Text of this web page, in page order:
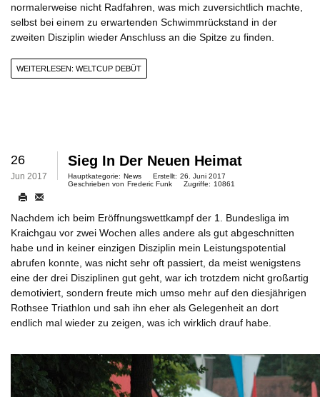
normalerweise nicht Radfahren, was mich zuversichtlich machte,
selbst bei einem zu erwartenden Schwimmrückstand in der
zweiten Disziplin wieder Anschluss an die Spitze zu finden.
WEITERLESEN: WELTCUP DEBÜT
26
Jun 2017
Sieg In Der Neuen Heimat
Hauptkategorie: News Erstellt: 26. Juni 2017
Geschrieben von Frederic Funk Zugriffe: 10861
Nachdem ich beim Eröffnungswettkampf der 1. Bundesliga im
Kraichgau vor zwei Wochen alles andere als gut abgeschnitten
habe und in keiner einzigen Disziplin mein Leistungspotential
abrufen konnte, was nicht sehr oft passiert, da meist wenigstens
eine der drei Disziplinen gut geht, war ich trotzdem nicht großartig
demotiviert, sondern freute mich umso mehr auf den diesjährigen
Rothsee Triathlon und sah ihn eher als Gelegenheit an dort
endlich mal wieder zu zeigen, was ich wirklich drauf habe.